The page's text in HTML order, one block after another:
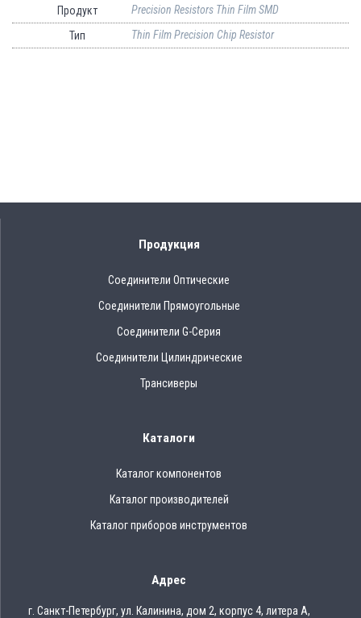
Продукт
Precision Resistors Thin Film SMD
Тип
Thin Film Precision Chip Resistor
Продукция
Соединители Оптические
Соединители Прямоугольные
Соединители G-Серия
Соединители Цилиндрические
Трансиверы
Каталоги
Каталог компонентов
Каталог производителей
Каталог приборов инструментов
Адрес
г. Санкт-Петербург, ул. Калинина, дом 2, корпус 4, литера А,